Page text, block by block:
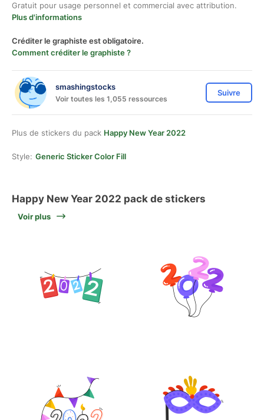
Gratuit pour usage personnel et commercial avec attribution.
Plus d'informations
Créditer le graphiste est obligatoire.
Comment créditer le graphiste ?
smashingstocks
Voir toutes les 1,055 ressources
Suivre
Plus de stickers du pack Happy New Year 2022
Style: Generic Sticker Color Fill
Happy New Year 2022 pack de stickers
Voir plus